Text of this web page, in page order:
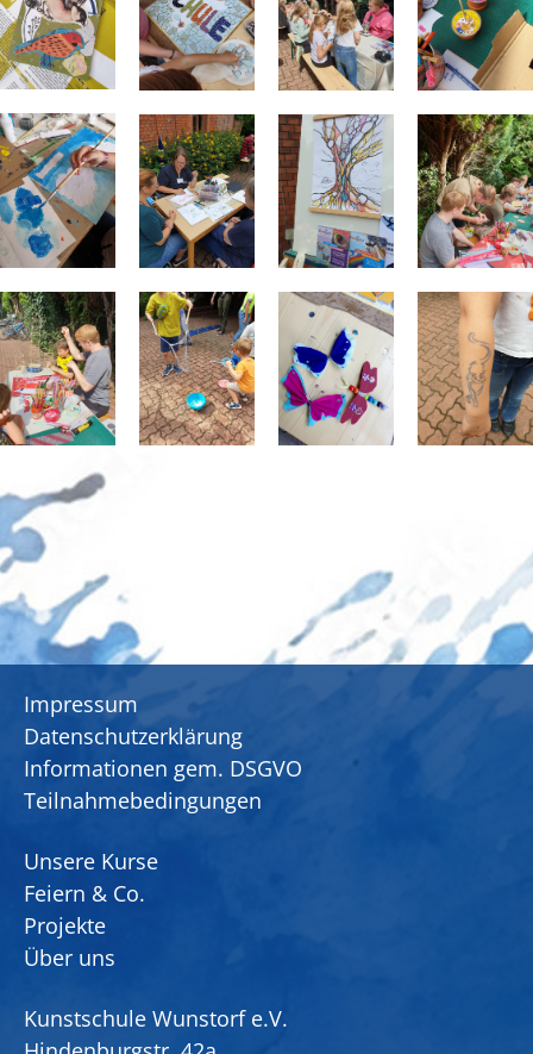
Impressum
Datenschutzerklärung
Informationen gem. DSGVO
Teilnahmebedingungen
Unsere Kurse
Feiern & Co.
Projekte
Über uns
Kunstschule Wunstorf e.V.